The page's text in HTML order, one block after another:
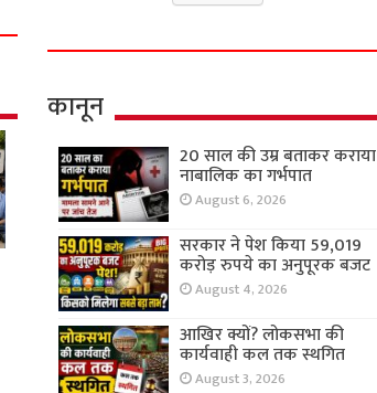
कानून
20 साल की उम्र बताकर कराया
नाबालिक का गर्भपात
August 6, 2026
सरकार ने पेश किया 59,019
करोड़ रुपये का अनुपूरक बजट
August 4, 2026
आखिर क्यों? लोकसभा की
कार्यवाही कल तक स्थगित
August 3, 2026